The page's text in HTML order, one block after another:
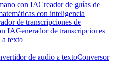
con IACreador de guías de
con inteligencia
de transcripciones de
IAGenerador de transcripciones
a texto
de audio a textoConversor